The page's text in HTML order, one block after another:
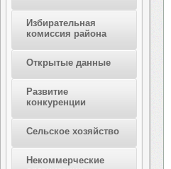
Избирательная
комиссия района
Открытые данные
Развитие
конкуренции
Сельское хозяйство
Некоммерческие